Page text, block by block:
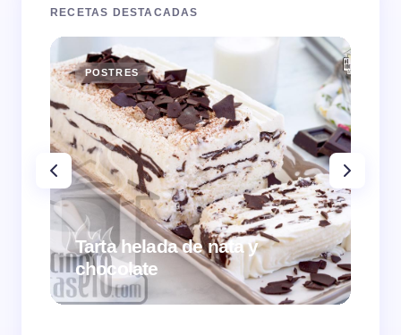
RECETAS DESTACADAS
POSTRES
Tarta helada de nata y
chocolate